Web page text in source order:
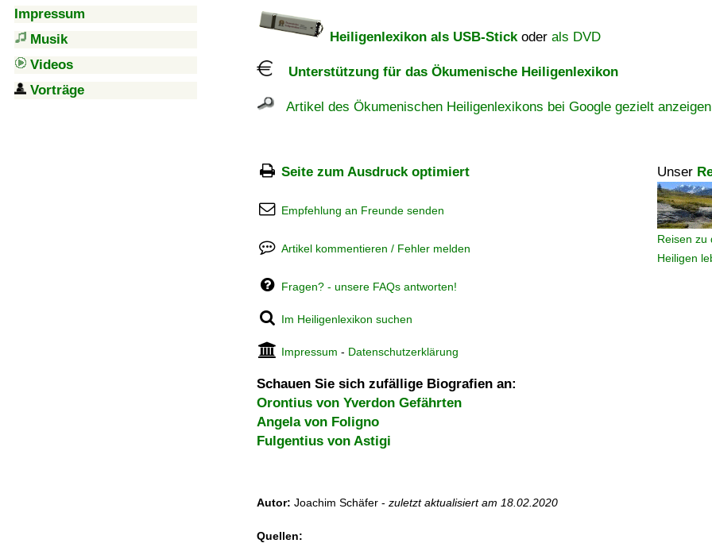
Impressum
Musik
Videos
Vorträge
Heiligenlexikon als USB-Stickoder als DVD
Unterstützung für das Ökumenische Heiligenlexikon
Artikel des Ökumenischen Heiligenlexikons bei Google gezielt anzeigen
Seite zum Ausdruck optimiert Unser
Reisen zu
Heiligen
Empfehlung an Freunde senden
Artikel kommentieren / Fehler melden
Fragen? - unsere FAQs antworten!
Im Heiligenlexikon suchen
Impressum - Datenschutzerklärung
Schauen Sie sich zufällige Biografien an:
Orontius von Yverdon Gefährten
Angela von Foligno
Fulgentius von Astigi
Autor: Joachim Schäfer - zuletzt aktualisiert am 18.02.2020
Quellen: